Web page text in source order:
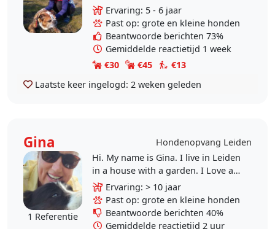
Leiden, Hoge Mors zone. I am a
housewife, so I am very flexible
with time and I..
Ervaring: 5 - 6 jaar
Past op: grote en kleine honden
Beantwoorde berichten 73%
Gemiddelde reactietijd 1 week
€30
€45
€13
Laatste keer ingelogd: 2 weken geleden
Gina Hondenopvang Leiden
1 Referentie
Hi. My name is Gina. I live in Leiden
in a house with a garden. I Love all
animals, except
reptiles(snakes...etc) Can pet sit,
play, chill, go for a..
Ervaring: > 10 jaar
Past op: grote en kleine honden
Beantwoorde berichten 40%
Gemiddelde reactietijd 2 uur